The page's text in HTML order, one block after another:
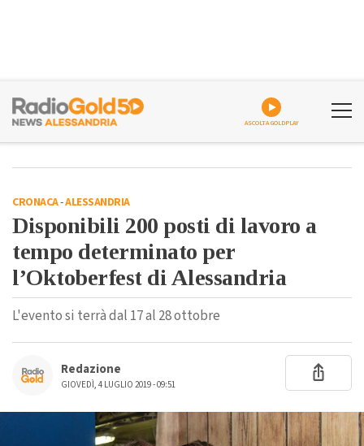
ASCOLTA GOLDPLAY
CRONACA-ALESSANDRIA
Disponibili 200 posti di lavoro a
tempo determinato per
l’Oktoberfest di Alessandria
L'evento si terrà dal 17 al 28 ottobre
Redazione
GIOVEDÌ, 4 LUGLIO 2019 - 09:51